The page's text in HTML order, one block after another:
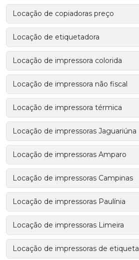
Locação de copiadoras preço
Locação de etiquetadora
Locação de impressora colorida
Locação de impressora não fiscal
Locação de impressora térmica
Locação de impressoras Jaguariúna
Locação de impressoras Amparo
Locação de impressoras Campinas
Locação de impressoras Paulínia
Locação de impressoras Limeira
Locação de impressoras de